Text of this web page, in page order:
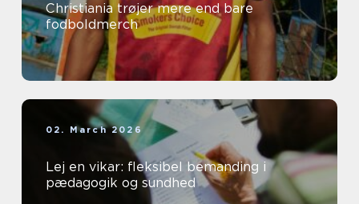
Christiania trøjer mere end bare
fodboldmerch
02. March 2026
Lej en vikar: fleksibel bemanding i
pædagogik og sundhed